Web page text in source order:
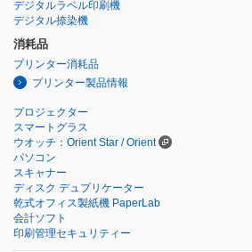
デジタルラベル印刷機
デジタル捺染機
消耗品
プリンター消耗品
プリンター製品情報
プロジェクター
スマートグラス
ウオッチ：Orient Star / Orient
パソコン
スキャナー
ディスク デュプリケーター
乾式オフィス製紙機 PaperLab
会計ソフト
印刷管理セキュリティー